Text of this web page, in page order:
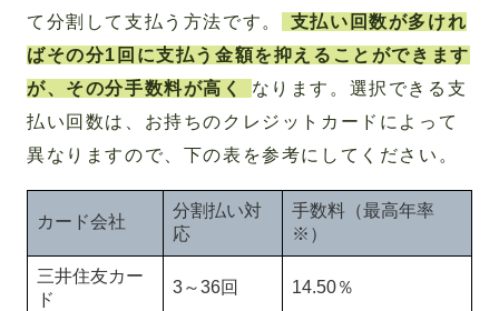
て分割して支払う方法です。
支払い回数が多けれ
ばその分1回に支払う金額を抑えることができます
が、その分手数料が高く
なります。選択できる支
払い回数は、お持ちのクレジットカードによって
異なりますので、下の表を参考にしてください。
カード会社
分割払い対
応
手数料（最高年率
※）
三井住友カー
ド
3～36回 14.50％